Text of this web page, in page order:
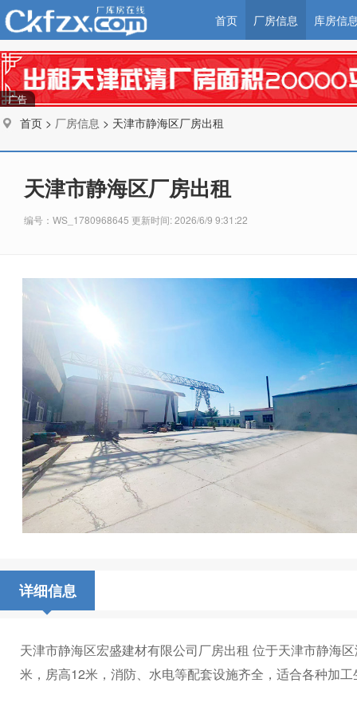
首页 厂房信息 库房信
广告
首页 > 厂房信息 > 天津市静海区厂房出租
天津市静海区厂房出租
编号：WS_1780968645 更新时间: 2026/6/9 9:31:22
详细信息
天津市静海区宏盛建材有限公司厂房出租 位于天津市静海
米，房高12米，消防、水电等配套设施齐全，适合各种加